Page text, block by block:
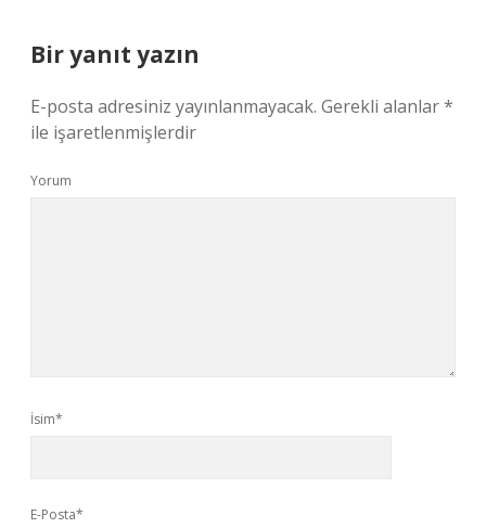
Bir yanıt yazın
E-posta adresiniz yayınlanmayacak. Gerekli alanlar*
ile işaretlenmişlerdir
Yorum
İsim*
E-Posta*